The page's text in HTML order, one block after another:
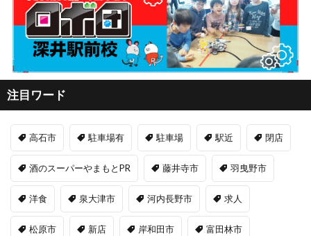
注目ワード
高石市 駐車場有 駐車場 駅近 閉店
酒のスーパーやまもとPR 藤井寺市 羽曳野市
洋食 泉大津市 河内長野市 求人
松原市 新店 岸和田市 富田林市